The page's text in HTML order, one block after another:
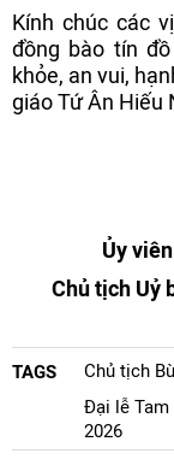
Kính chúc các
đồng bào tín
khỏe, an vui,
giáo Tứ Ân Hiếu
Ủy
Chủ tịch Uỷ
TAGS Chủ tịch
Đại lễ Tam
2026